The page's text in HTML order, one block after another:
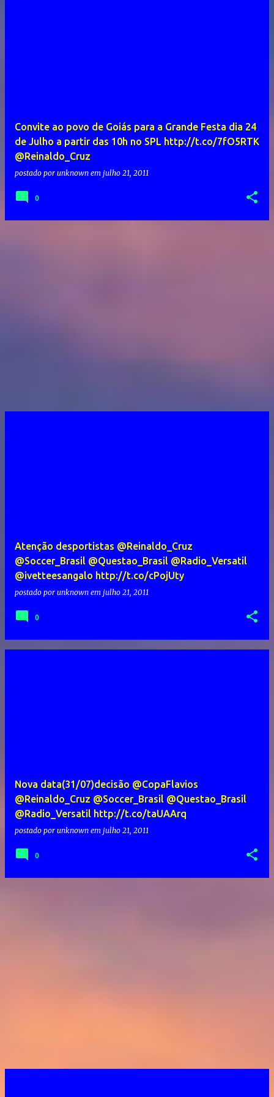
Convite ao povo de Goiás para a Grande Festa dia 24
de Julho a partir das 10h no SPL http://t.co/7fO5RTK
@Reinaldo_Cruz
postado por unknown em julho 21, 2011
0
Atenção desportistas @Reinaldo_Cruz
@Soccer_Brasil @Questao_Brasil @Radio_Versatil
@ivetteesangalo http://t.co/cPojUty
postado por unknown em julho 21, 2011
0
Nova data(31/07)decisão @CopaFlavios
@Reinaldo_Cruz @Soccer_Brasil @Questao_Brasil
@Radio_Versatil http://t.co/taUAArq
postado por unknown em julho 21, 2011
0